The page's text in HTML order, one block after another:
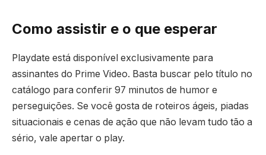
Como assistir e o que esperar
Playdate está disponível exclusivamente para
assinantes do Prime Video. Basta buscar pelo título no
catálogo para conferir 97 minutos de humor e
perseguições. Se você gosta de roteiros ágeis, piadas
situacionais e cenas de ação que não levam tudo tão a
sério, vale apertar o play.